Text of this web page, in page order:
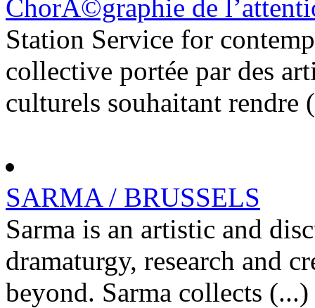
ChorÃ©graphie de
Station Service for
collective portée par des
culturels souhaitant rendre
SARMA / BRUSSELS
Sarma is an artistic and
dramaturgy, research and
beyond. Sarma collects (...)